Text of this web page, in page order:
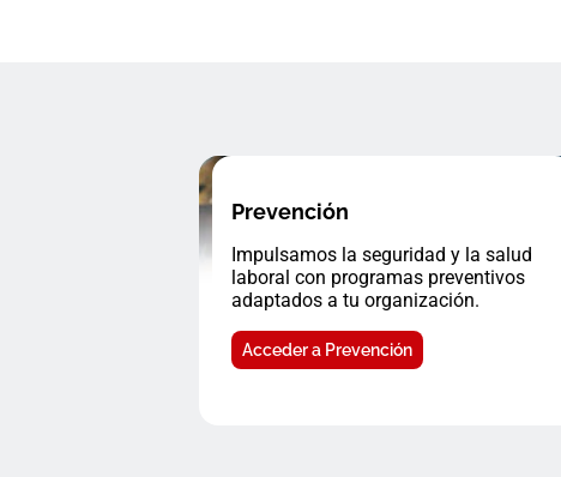
Prevención
Impulsamos la seguridad y la salud
laboral con programas preventivos
adaptados a tu organización.
Acceder a Prevención